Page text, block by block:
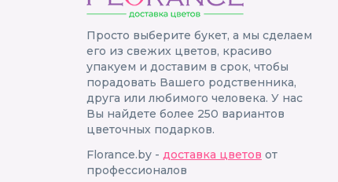
Просто выберите букет, а мы сделаем
его из свежих цветов, красиво
упакуем и доставим в срок, чтобы
порадовать Вашего родственника,
друга или любимого человека. У нас
Вы найдете более 250 вариантов
цветочных подарков.
Florance.by - доставка цветов от
профессионалов